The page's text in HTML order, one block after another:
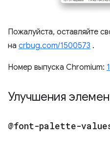
Пожалуйста, оставляйте
на crbug.com/1500573 .
Номер выпуска Chromium:
Улучшения
@font-palette-